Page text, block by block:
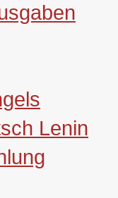
Lenin